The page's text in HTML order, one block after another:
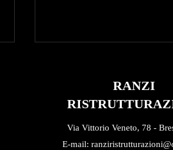
RANZI
Via Vittorio Veneto, 78 -
E-mail: